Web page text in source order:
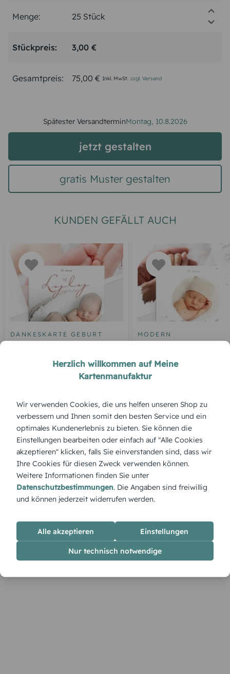
Menge:
Stückpreis: 3,00 €
Gesamtpreis: 75,00 € Inkl. MwSt. zzgl. Versand
Spätester VersandterminMontag, 10.8.2026
jetzt gestalten
gratis Muster gestalten
KUNDEN GEFÄLLT AUCH
DANKESKARTE GEBURT MODERN
Produktbeschreibung
Die Baby-Dankeskarte „Herzen in der Luft“ bringt
Leichtigkeit ins Design – zarte Farben und schwebende
Herzen für euren Dank.
Herzlich willkommen auf Meine
Kartenmanufaktur
Wir verwenden Cookies, die uns helfen unseren Shop zu
verbessern und Ihnen somit den besten Service und ein
optimales Kundenerlebnis zu bieten. Sie können die
Einstellungen bearbeiten oder einfach auf "Alle Cookies
akzeptieren" klicken, falls Sie einverstanden sind, dass wir
Ihre Cookies für diesen Zweck verwenden können.
Weitere Informationen finden Sie unter
Datenschutzbestimmungen. Die Angaben sind freiwillig
und können jederzeit widerrufen werden.
Alle akzeptieren Einstellungen
Nur technisch notwendige